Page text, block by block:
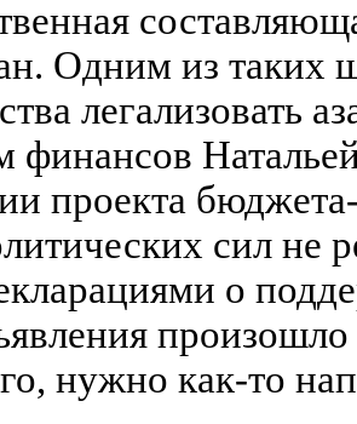
Одним из таких
легализовать
финансов
проекта
сил не
о
нужно как-то